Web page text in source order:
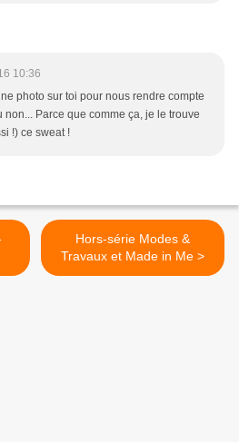
10:36
photo sur toi pour nous rendre compte
non... Parce que comme ça, je le trouve
!) ce sweat !
Hors-série Modes &
Travaux et Made in Me >